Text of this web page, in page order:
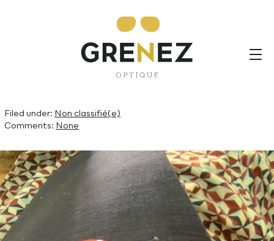
fournisseurs de verres
#rodenstock
#rodenstockbelgium
Filed under: Non classifié(e)
Comments: None